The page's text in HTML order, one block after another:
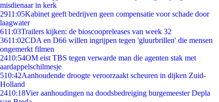
misdienaar in kerk
2911:05Kabinet geeft bedrijven geen compensatie voor schade door
laagwater
611:03Trailers kijken: de bioscoopreleases van week 32
3611:02CDA en D66 willen ingrijpen tegen 'gluurbrillen' die mensen
ongemerkt filmen
2410:54OM eist TBS tegen verwarde man die agenten stak met
aardappelschilmesje
510:42Aanhoudende droogte veroorzaakt scheuren in dijken Zuid-
Holland
2410:18Vier aanhoudingen na doodsbedreiging burgemeester Depla